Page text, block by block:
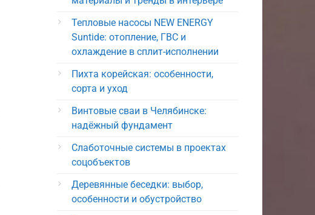
Тепловые насосы NEW ENERGY
Suntide: отопление, ГВС и
охлаждение в сплит-исполнении
Пихта корейская: особенности,
сорта и уход
Винтовые сваи в Челябинске:
надёжный фундамент
Слаботочные системы в проектах
соцобъектов
Деревянные беседки: выбор,
особенности и обустройство